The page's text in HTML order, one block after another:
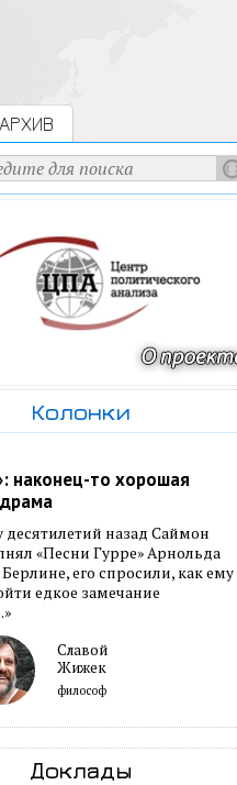
АРХИВ
Колонки
наконец-то хорошая
десятилетий назад Саймон
«Песни Гурре» Арнольда
его спросили, как ему
едкое замечание
Славой
Жижек
философ
Доклады